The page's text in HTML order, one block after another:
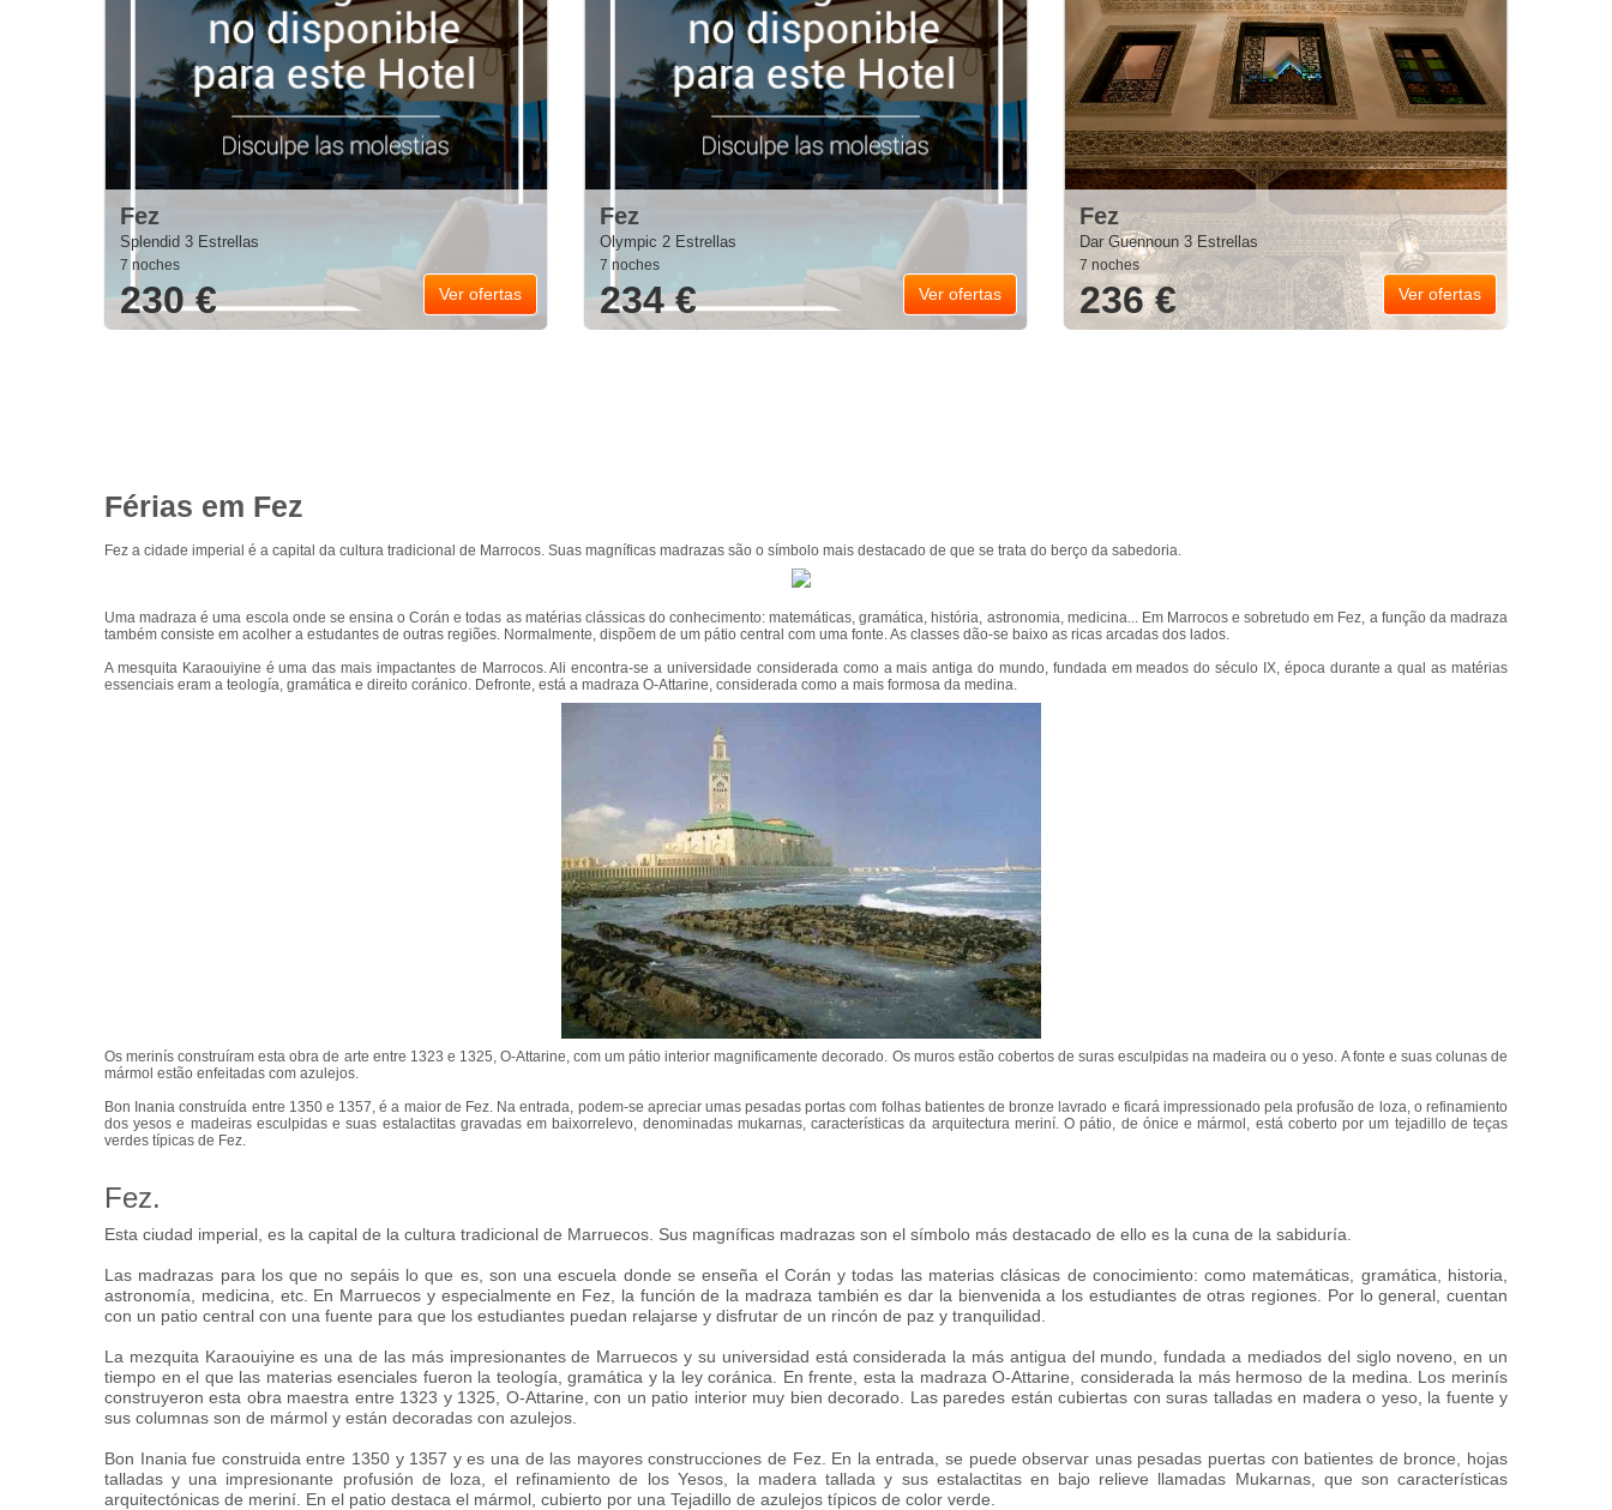
Fez
Splendid 3 Estrellas
7 noches
230 € Ver ofertas
Fez
Olympic 2 Estrellas
7 noches
234 € Ver ofertas
Fez
Dar Guennoun 3 Estrellas
7 noches
236 € Ver ofertas
Férias em Fez
Fez a cidade imperial é a capital da cultura tradicional de Marrocos. Suas magníficas madrazas são o símbolo mais destacado de que se trata do berço da sabedoria.
Uma madraza é uma escola onde se ensina o Corán e todas as matérias clássicas do conhecimento: matemáticas, gramática, história, astronomia, medicina... Em Marrocos e sobretudo em Fez, a função da madraza
também consiste em acolher a estudantes de outras regiões. Normalmente, dispõem de um pátio central com uma fonte. As classes dão-se baixo as ricas arcadas dos lados.
A mesquita Karaouiyine é uma das mais impactantes de Marrocos. Ali encontra-se a universidade considerada como a mais antiga do mundo, fundada em meados do século IX, época durante a qual as matérias
essenciais eram a teología, gramática e direito coránico. Defronte, está a madraza O-Attarine, considerada como a mais formosa da medina.
Os merinís construíram esta obra de arte entre 1323 e 1325, O-Attarine, com um pátio interior magnificamente decorado. Os muros estão cobertos de suras esculpidas na madeira ou o yeso. A fonte e suas colunas de
mármol estão enfeitadas com azulejos.
Bon Inania construída entre 1350 e 1357, é a maior de Fez. Na entrada, podem-se apreciar umas pesadas portas com folhas batientes de bronze lavrado e ficará impressionado pela profusão de loza, o refinamiento
dos yesos e madeiras esculpidas e suas estalactitas gravadas em baixorrelevo, denominadas mukarnas, características da arquitectura meriní. O pátio, de ónice e mármol, está coberto por um tejadillo de teças
verdes típicas de Fez.
Fez.
Esta ciudad imperial, es la capital de la cultura tradicional de Marruecos. Sus magníficas madrazas son el símbolo más destacado de ello es la cuna de la sabiduría.
Las madrazas para los que no sepáis lo que es, son una escuela donde se enseña el Corán y todas las materias clásicas de conocimiento: como matemáticas, gramática, historia,
astronomía, medicina, etc. En Marruecos y especialmente en Fez, la función de la madraza también es dar la bienvenida a los estudiantes de otras regiones. Por lo general, cuentan
con un patio central con una fuente para que los estudiantes puedan relajarse y disfrutar de un rincón de paz y tranquilidad.
La mezquita Karaouiyine es una de las más impresionantes de Marruecos y su universidad está considerada la más antigua del mundo, fundada a mediados del siglo noveno, en un
tiempo en el que las materias esenciales fueron la teología, gramática y la ley coránica. En frente, esta la madraza O-Attarine, considerada la más hermoso de la medina. Los merinís
construyeron esta obra maestra entre 1323 y 1325, O-Attarine, con un patio interior muy bien decorado. Las paredes están cubiertas con suras talladas en madera o yeso, la fuente y
sus columnas son de mármol y están decoradas con azulejos.
Bon Inania fue construida entre 1350 y 1357 y es una de las mayores construcciones de Fez. En la entrada, se puede observar unas pesadas puertas con batientes de bronce, hojas
talladas y una impresionante profusión de loza, el refinamiento de los Yesos, la madera tallada y sus estalactitas en bajo relieve llamadas Mukarnas, que son características
arquitectónicas de meriní. En el patio destaca el mármol, cubierto por una Tejadillo de azulejos típicos de color verde.